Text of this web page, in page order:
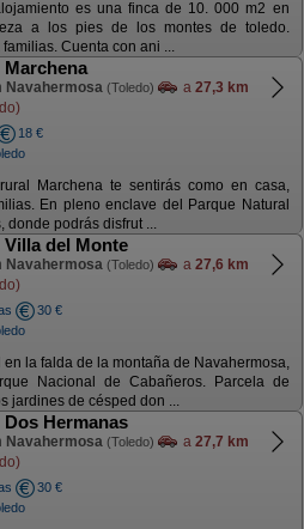
es una finca de 10. 000 m2 en
a los pies de los montes de toledo.
Cuenta con ani ...
Marchena
Navahermosa (Toledo) a 27,3 km
18 €
Marchena te sentirás como en casa,
En pleno enclave del Parque Natural
donde podrás disfrut ...
Villa del Monte
Navahermosa (Toledo) a 27,6 km
30 €
la falda de la montaña de Navahermosa,
Nacional de Cabañeros. Parcela de
jardines de césped don ...
Hermanas
Navahermosa (Toledo) a 27,7 km
30 €